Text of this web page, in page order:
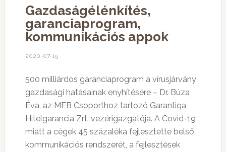
Gazdaságélénkítés,
garanciaprogram,
kommunikációs appok
2020-07-15
500 milliárdos garanciaprogram a vírusjárvány
gazdasági hatásainak enyhítésére – Dr. Búza
Éva, az MFB Csoporthoz tartozó Garantiqa
Hitelgarancia Zrt. vezérigazgatója. A Covid-19
miatt a cégek 45 százaléka fejlesztette belső
kommunikációs rendszerét, a fejlesztések